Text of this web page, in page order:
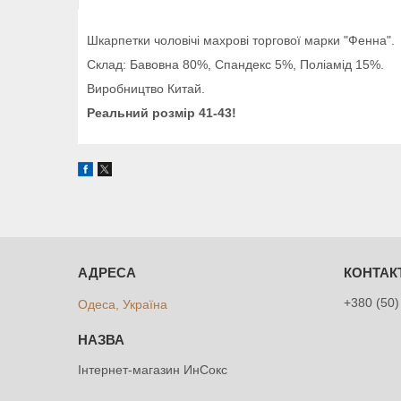
Шкарпетки чоловічі махрові торгової марки "Фенна".
Склад: Бавовна 80%, Спандекс 5%, Поліамід 15%.
Виробництво Китай.
Реальний розмір 41-43!
Одеса, Україна
Інтернет-магазин ИнСокс
+380